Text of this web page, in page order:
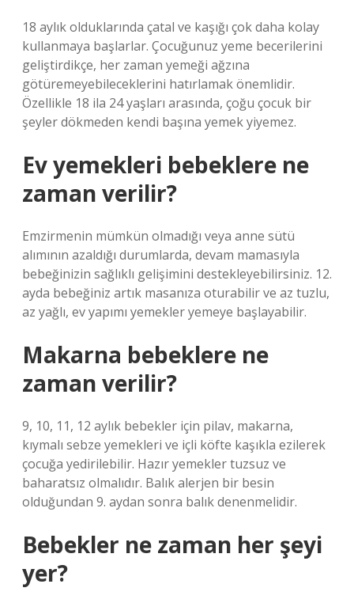
18 aylık olduklarında çatal ve kaşığı çok daha kolay
kullanmaya başlarlar. Çocuğunuz yeme becerilerini
geliştirdikçe, her zaman yemeği ağzına
götüremeyebileceklerini hatırlamak önemlidir.
Özellikle 18 ila 24 yaşları arasında, çoğu çocuk bir
şeyler dökmeden kendi başına yemek yiyemez.
Ev yemekleri bebeklere ne
zaman verilir?
Emzirmenin mümkün olmadığı veya anne sütü
alımının azaldığı durumlarda, devam mamasıyla
bebeğinizin sağlıklı gelişimini destekleyebilirsiniz. 12.
ayda bebeğiniz artık masanıza oturabilir ve az tuzlu,
az yağlı, ev yapımı yemekler yemeye başlayabilir.
Makarna bebeklere ne
zaman verilir?
9, 10, 11, 12 aylık bebekler için pilav, makarna,
kıymalı sebze yemekleri ve içli köfte kaşıkla ezilerek
çocuğa yedirilebilir. Hazır yemekler tuzsuz ve
baharatsız olmalıdır. Balık alerjen bir besin
olduğundan 9. aydan sonra balık denenmelidir.
Bebekler ne zaman her şeyi
yer?